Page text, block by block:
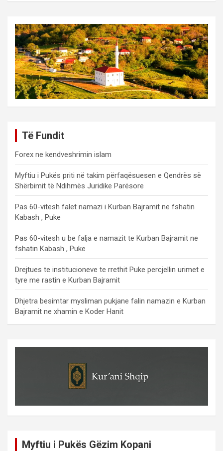
Të Fundit
Forex ne kendveshrimin islam
Myftiu i Pukës priti në takim përfaqësuesen e Qendrës së
Shërbimit të Ndihmës Juridike Parësore
Pas 60-vitesh falet namazi i Kurban Bajramit ne fshatin
Kabash , Puke
Pas 60-vitesh u be falja e namazit te Kurban Bajramit ne
fshatin Kabash , Puke
Drejtues te institucioneve te rrethit Puke percjellin urimet e
tyre me rastin e Kurban Bajramit
Dhjetra besimtar mysliman pukjane falin namazin e Kurban
Bajramit ne xhamin e Koder Hanit
Myftiu i Pukës Gëzim Kopani